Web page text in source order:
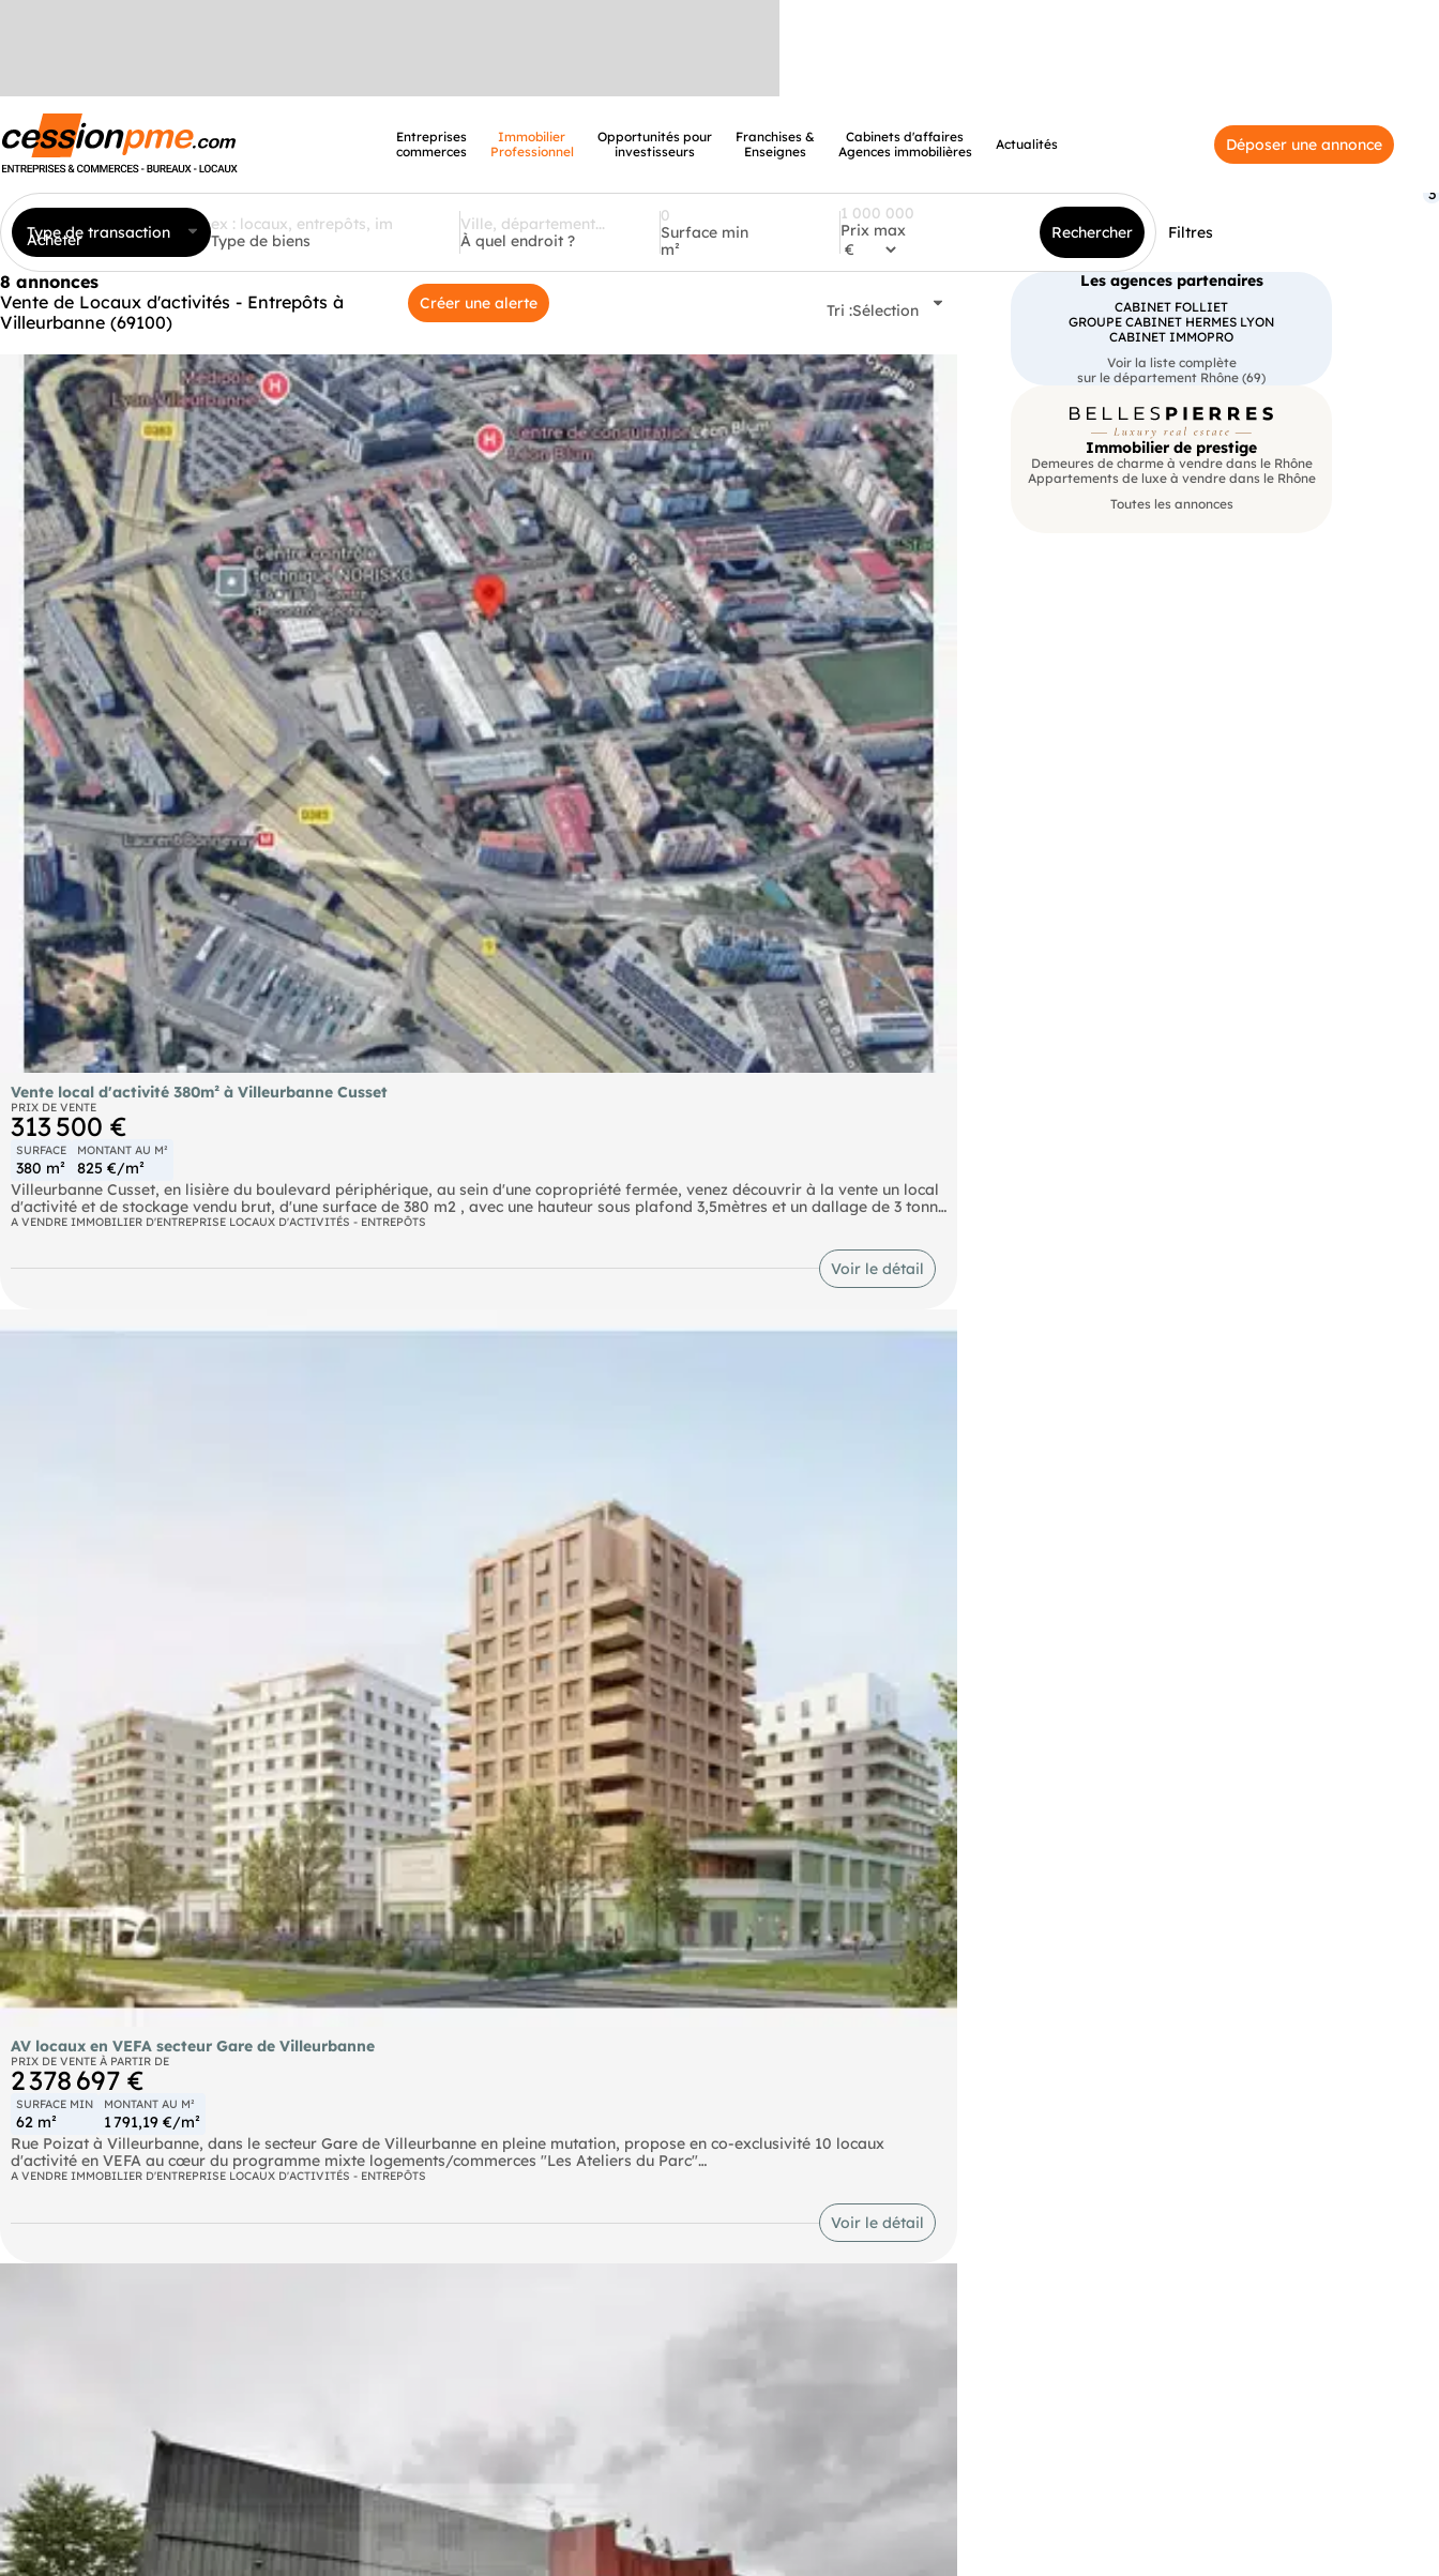
Entreprises
commerces
Immobilier
Professionnel
Opportunités pour
investisseurs
Franchises &
Enseignes
Cabinets d'affaires
Agences immobilières
Actualités Déposer une annonce
Type de transaction
Acheter Type de biens À quel endroit ?
Surface min
m²
Prix max Rechercher Filtres
3
8 annonces
Vente de Locaux d'activités - Entrepôts à
Villeurbanne (69100)
Créer une alerte Tri :Sélection
Vente local d'activité 380m² à Villeurbanne Cusset
PRIX DE VENTE
313 500 €
SURFACE
380 m²
MONTANT AU M²
825 €/m²
Villeurbanne Cusset, en lisière du boulevard périphérique, au sein d'une copropriété fermée, venez découvrir à la vente un local
d'activité et de stockage vendu brut, d'une surface de 380 m2 , avec une hauteur sous plafond 3,5mètres et un dallage de 3 tonne
/m2. Dallage 3tonnes/m2 donc idéal pour du stockage avec bureaux et sanitaire.
Les informations sur les risques auxquels ce bien est exposé sont disponibles sur le site Géorisques :
A VENDRE IMMOBILIER D'ENTREPRISE LOCAUX D'ACTIVITÉS - ENTREPÔTS
Voir le détail
AV locaux en VEFA secteur Gare de Villeurbanne
PRIX DE VENTE À PARTIR DE
2 378 697 €
SURFACE MIN
62 m²
MONTANT AU M²
1 791,19 €/m²
Rue Poizat à Villeurbanne, dans le secteur Gare de Villeurbanne en pleine mutation, propose en co-exclusivité 10 locaux
d'activité en VEFA au cœur du programme mixte logements/commerces "Les Ateliers du Parc"
Les locaux d'une surface de 63 m² à 250 m² seront livrés au T4 2026, bruts de béton, fluides en attente, vitrine posée
Véritable petit parc artisanal en cœur de ville, le programme est adapté pour tout type d'activités productives, de 2nd œuvre ou
Au sein d'un programmes de qualité, facilement accessible, ces locaux offrent les avantages de l'intra-muros tout en
garantissant les standards de l'immobilier d'activité !
A VENDRE IMMOBILIER D'ENTREPRISE LOCAUX D'ACTIVITÉS - ENTREPÔTS
Voir le détail
Les agences partenaires
CABINET FOLLIET
GROUPE CABINET HERMES LYON
CABINET IMMOPRO
Voir la liste complète
sur le département Rhône (69)
Immobilier de prestige
Demeures de charme à vendre dans le Rhône
Appartements de luxe à vendre dans le Rhône
Toutes les annonces